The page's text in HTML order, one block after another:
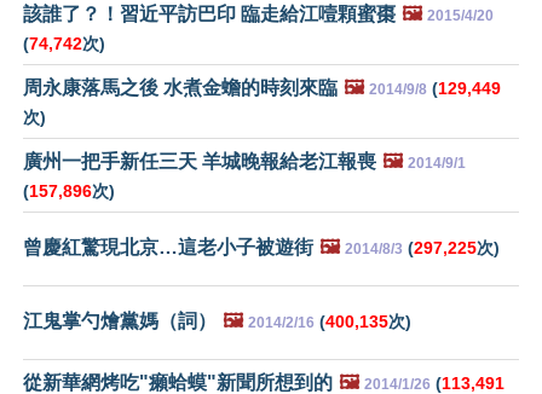
該誰了？！習近平訪巴印 臨走給江噎顆蜜棗 🖼️ 2015/4/20
(74,742次)
周永康落馬之後 水煮金蟾的時刻來臨 🖼️ 2014/9/8 (129,449
次)
廣州一把手新任三天 羊城晚報給老江報喪 🖼️ 2014/9/1
(157,896次)
曾慶紅驚現北京…這老小子被遊街 🖼️ 2014/8/3 (297,225次)
江鬼掌勺燴黨媽（詞） 🖼️ 2014/2/16 (400,135次)
從新華網烤吃"癩蛤蟆"新聞所想到的 🖼️ 2014/1/26 (113,491